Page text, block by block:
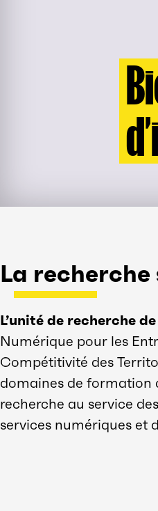
La
L’unité de recherche
Numérique pour les
Compétitivité des
domaines de formation
recherche au service
services numériques et